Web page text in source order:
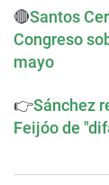
🔴Santos
Congreso
mayo
👉Sánchez
Feijóo de